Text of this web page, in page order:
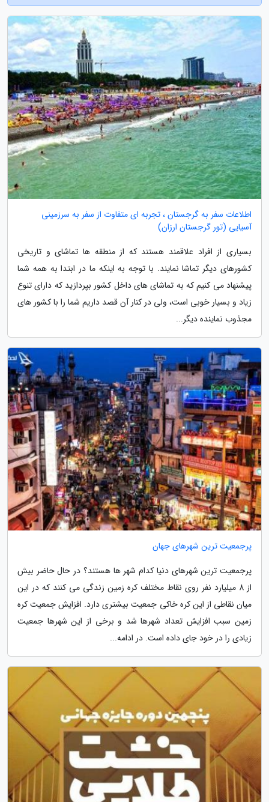
اطلاعات سفر به گرجستان ، تجربه ای متفاوت از سفر به سرزمینی
آسیایی (تور گرجستان ارزان)
بسیاری از افراد علاقمند هستند که از منطقه ها تماشای و تاریخی
کشورهای دیگر تماشا نمایند. با توجه به اینکه ما در ابتدا به همه شما
پیشنهاد می کنیم که به تماشای های داخل کشور بپردازید که دارای تنوع
زیاد و بسیار خوبی است، ولی در کنار آن قصد داریم شما را با کشور های
مجذوب نماینده دیگر...
پرجمعیت ترین شهرهای جهان
پرجمعیت ترین شهرهای دنیا کدام شهر ها هستند؟ در حال حاضر بیش
از 8 میلیارد نفر روی نقاط مختلف کره زمین زندگی می کنند که در این
میان نقاطی از این کره خاکی جمعیت بیشتری دارد. افزایش جمعیت کره
زمین سبب افزایش تعداد شهرها شد و برخی از این شهرها جمعیت
زیادی را در خود جای داده است. در ادامه...